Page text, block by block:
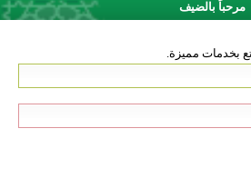
مرحباً بالضيف
بخدمات مميزة.